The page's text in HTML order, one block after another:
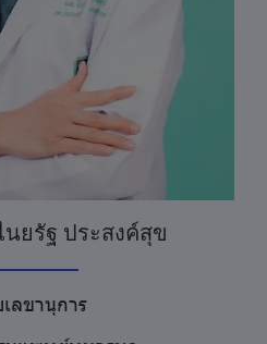
ยรัฐ ประสงค์สุข
ลขานุการ